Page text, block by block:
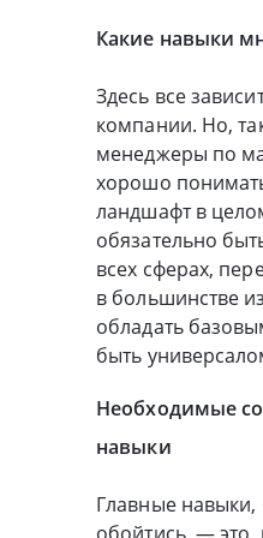
Какие навыки
Здесь все
компании. Но,
менеджеры по
хорошо
ландшафт в
обязательно
всех сферах,
в большинстве
обладать
быть
Необходимые
навыки
Главные навыки,